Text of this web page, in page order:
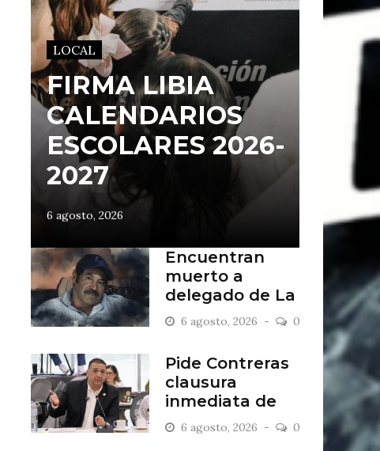
LOCAL
FIRMA LIBIA
CALENDARIOS
ESCOLARES 2026-
2027
6 agosto, 2026
Encuentran
muerto a
delegado de La
Sandía
6 agosto, 2026 0
Pide Contreras
clausura
inmediata de
escombrera “Los
Lopez”
6 agosto, 2026 0